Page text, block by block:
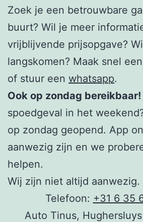
Zoek je een betrouwbare
buurt? Wil je meer
vrijblijvende prijsopgave?
langskomen? Maak snel
of stuur een whatsapp.
Ook op zondag bereikbaar!
spoedgeval in het
op zondag geopend. App
aanwezig zijn en we
helpen.
Wij zijn niet altijd aanwezig.
Telefoon: +31 6 35
Auto Tinus,